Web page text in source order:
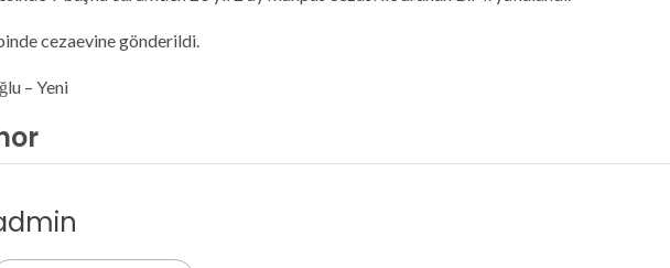
cezaevine gönderildi.
– Yeni